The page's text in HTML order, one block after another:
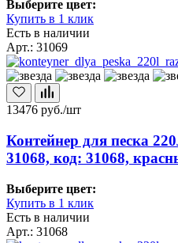
Выберите цвет:
Купить в 1 клик
Есть в наличии
Арт.: 31069
13476 руб./шт
Контейнер для песка
31068, код: 31068,
Выберите цвет:
Купить в 1 клик
Есть в наличии
Арт.: 31068